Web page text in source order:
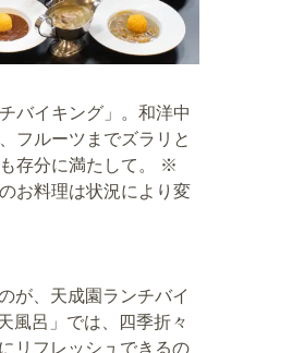
バイキング」。和洋中
フルーツまでズラリと
存分に満たして。 ※
お料理は状況により変
が、天成園ランチバイ
風呂」では、四季折々
リフレッシュできるの